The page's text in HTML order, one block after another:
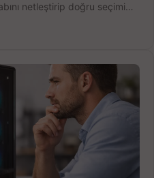
netleştirip doğru seçimi